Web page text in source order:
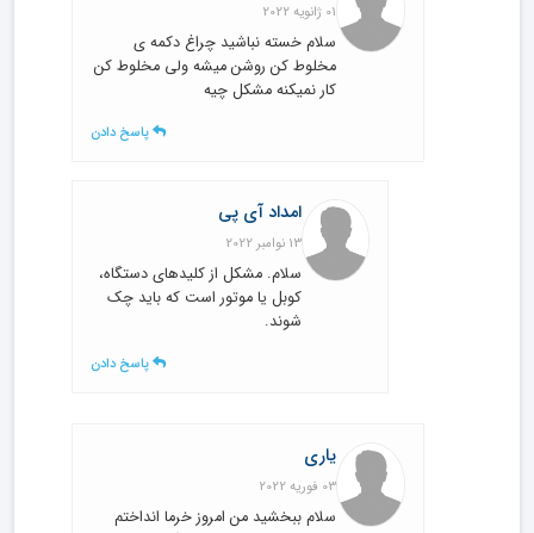
01 ژانویه 2022
سلام خسته نباشید چراغ دکمه ی
مخلوط کن روشن میشه ولی مخلوط کن
کار نمیکنه مشکل چیه
پاسخ دادن
امداد آی پی
13 نوامبر 2022
سلام. مشکل از کلیدهای دستگاه،
کوبل یا موتور است که باید چک
شوند.
پاسخ دادن
یاری
03 فوریه 2022
سلام ببخشید من امروز خرما انداختم